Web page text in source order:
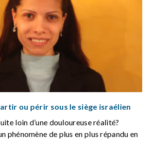
ou périr sous le siège israélien
loin d’une douloureuse réalité?
phénomène de plus en plus répandu en